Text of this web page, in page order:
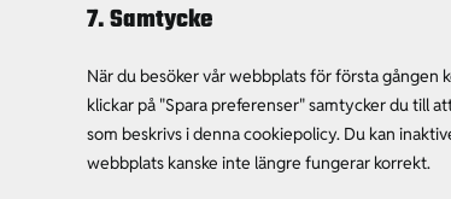
7. Samtycke
När du besöker vår webbplats för första
klickar på "Spara preferenser" samtycker du till
som beskrivs i denna cookiepolicy. Du kan
webbplats kanske inte längre fungerar korrekt.